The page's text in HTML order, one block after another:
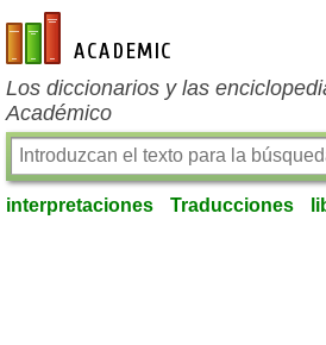
es-academic.com
Los diccionarios y las
Académico
interpretaciones Traducciones